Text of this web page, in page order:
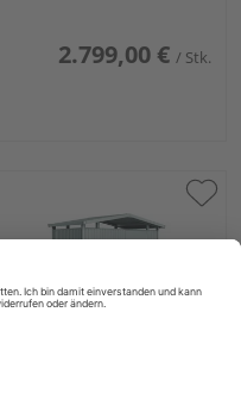
2.799,00 € / Stk.